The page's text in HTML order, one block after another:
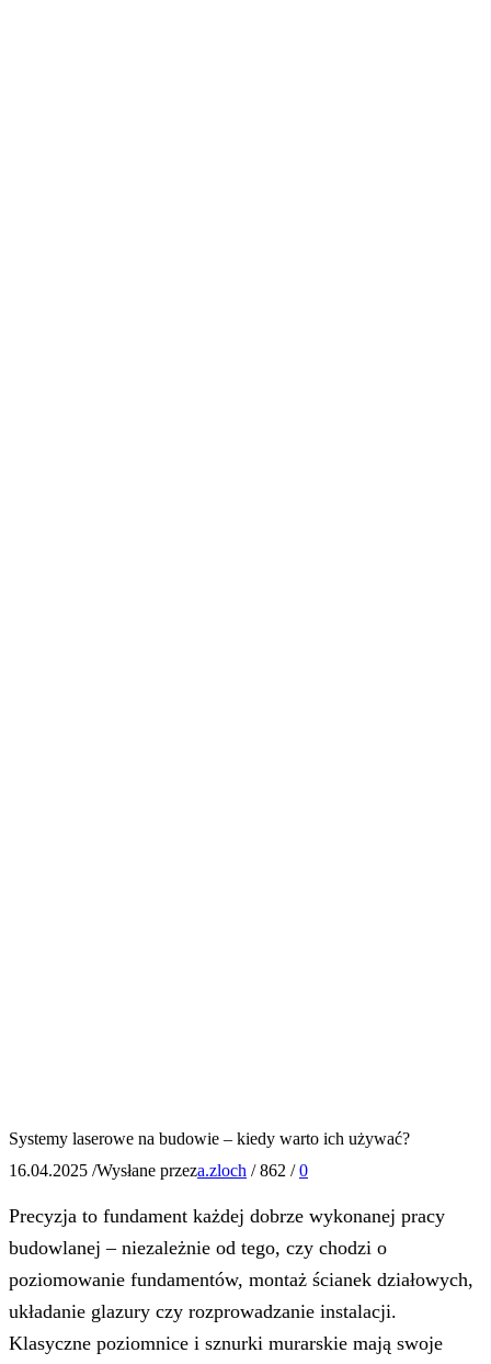
Systemy laserowe na budowie – kiedy warto ich używać?
16.04.2025 /Wysłane przeza.zloch / 862 / 0
Precyzja to fundament każdej dobrze wykonanej pracy
budowlanej – niezależnie od tego, czy chodzi o
poziomowanie fundamentów, montaż ścianek działowych,
układanie glazury czy rozprowadzanie instalacji.
Klasyczne poziomnice i sznurki murarskie mają swoje